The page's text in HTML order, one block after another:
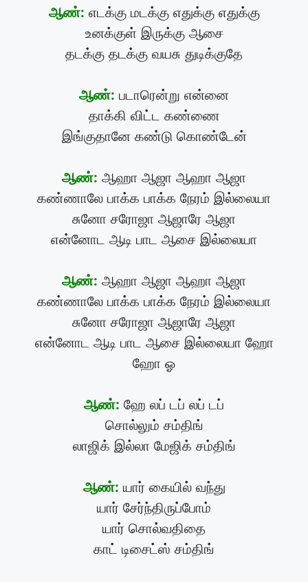
ஆண்: எடக்கு மடக்கு எதுக்கு எதுக்கு
உனக்குள் இருக்கு ஆசை
தடக்கு தடக்கு வயசு துடிக்குதே
ஆண்: படாரென்று என்னை
தாக்கி விட்ட கண்ணை
இங்குதானே கண்டு கொண்டேன்
ஆண்: ஆஹா ஆஜா ஆஹா ஆஜா
கண்ணாலே பாக்க பாக்க நேரம் இல்லையா
சுனோ சரோஜா ஆஜாரே ஆஜா
என்னோட ஆடி பாட ஆசை இல்லையா
ஆண்: ஆஹா ஆஜா ஆஹா ஆஜா
கண்ணாலே பாக்க பாக்க நேரம் இல்லையா
சுனோ சரோஜா ஆஜாரே ஆஜா
என்னோட ஆடி பாட ஆசை இல்லையா ஹோ
ஹோ ஓ
ஆண்: ஹே லப் டப் லப் டப்
சொல்லும் சம்திங்
லாஜிக் இல்லா மேஜிக் சம்திங்
ஆண்: யார் கையில் வந்து
யார் சேர்ந்திருப்போம்
யார் சொல்வதிதை
காட் டிசைட்ஸ் சம்திங்